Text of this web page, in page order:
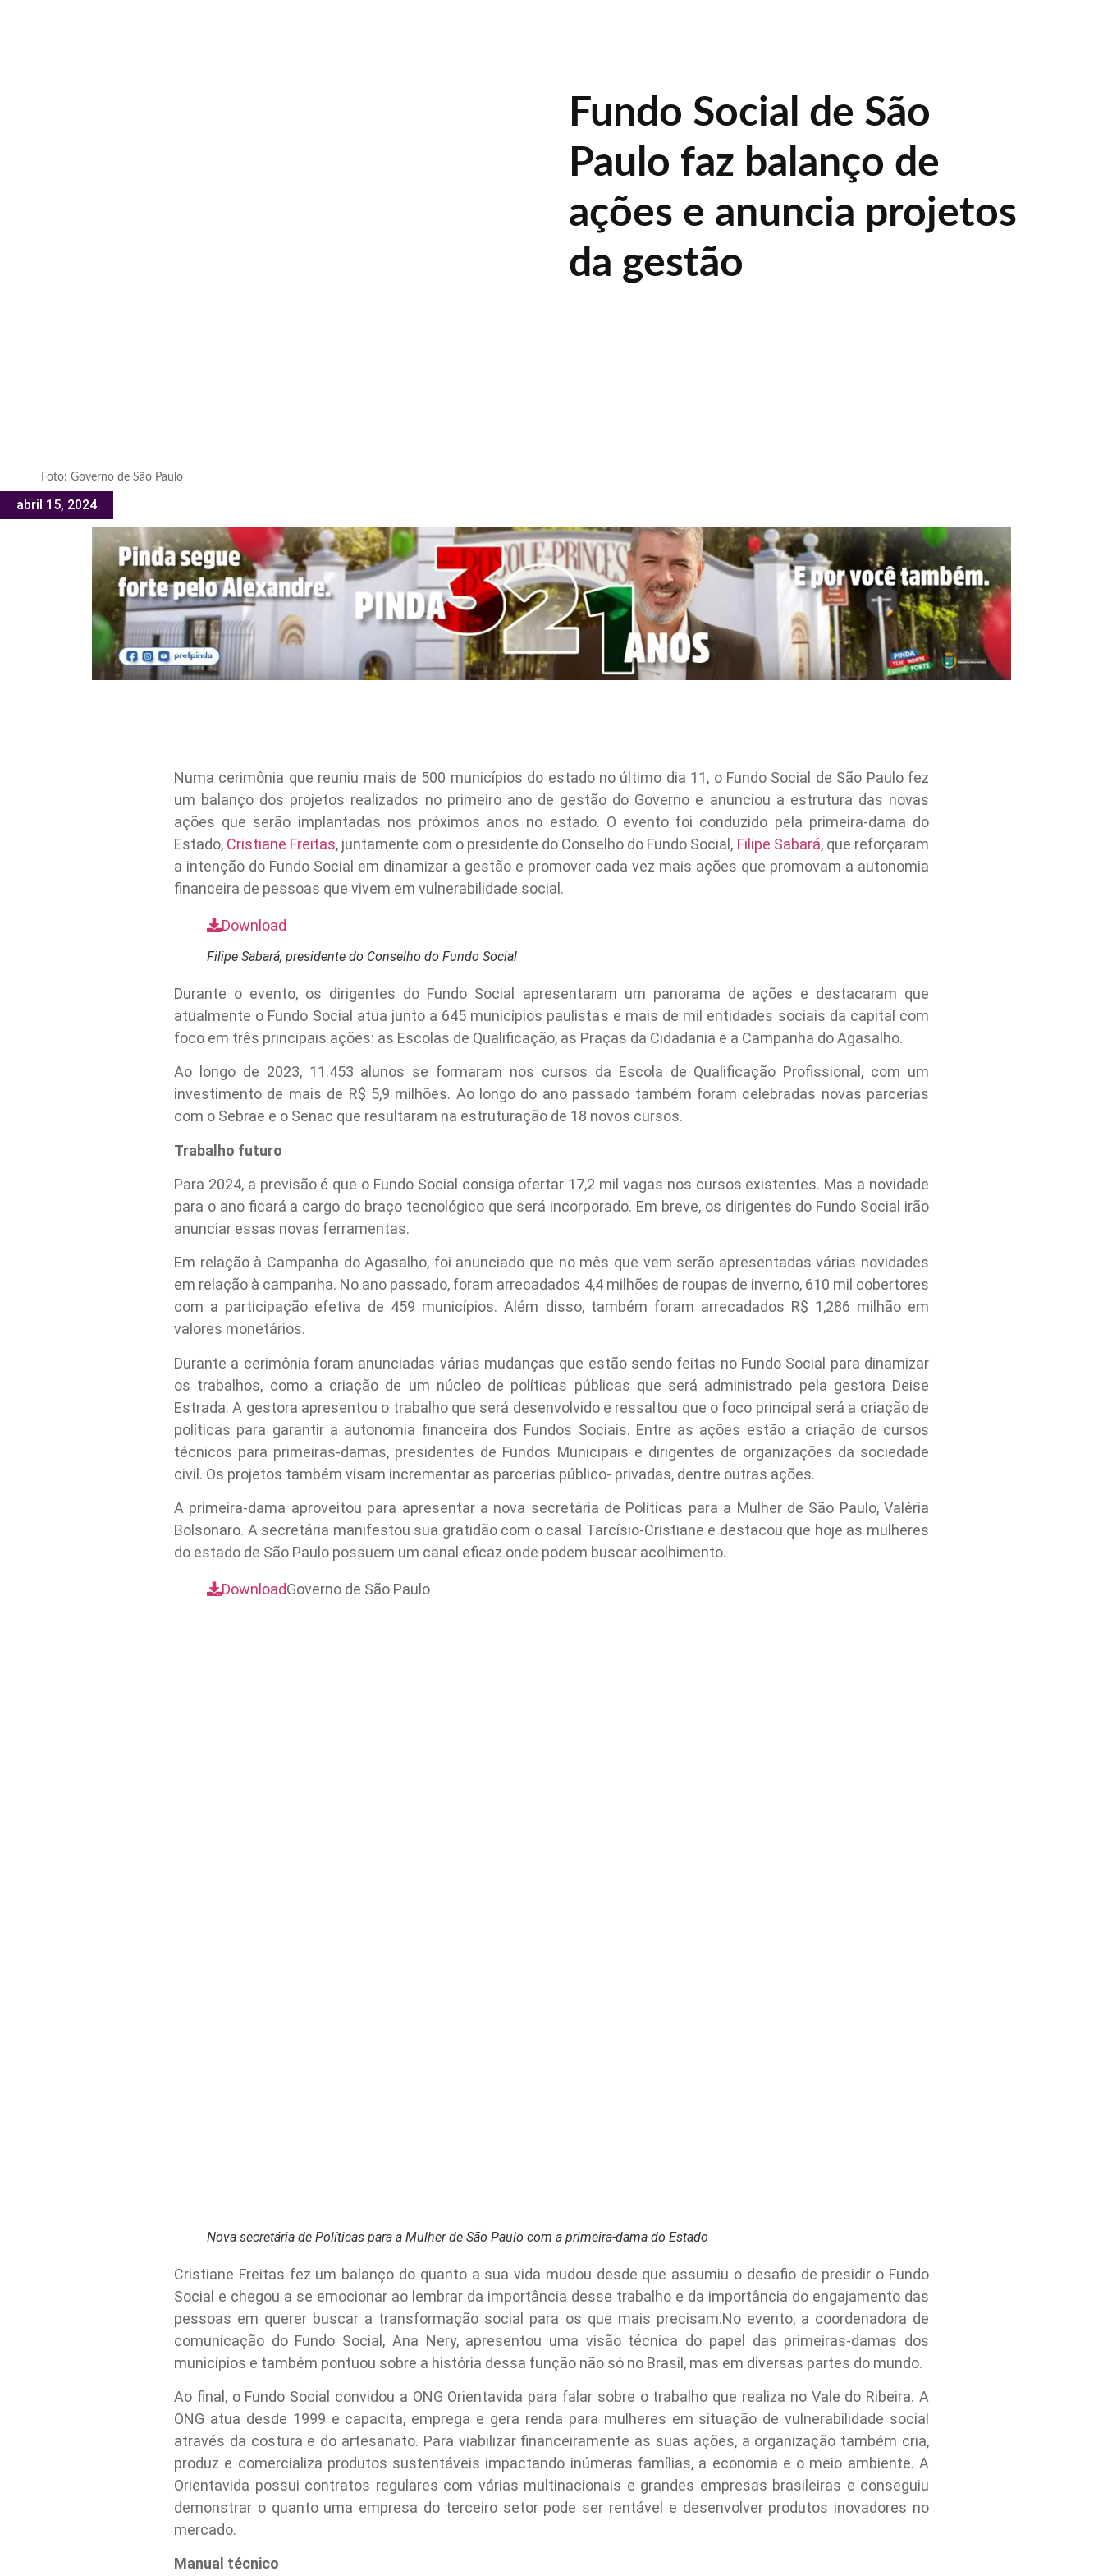
Foto: Governo de São Paulo
abril 15, 2024
Fundo Social de São
Paulo faz balanço de
ações e anuncia projetos
da gestão
Numa cerimônia que reuniu mais de 500 municípios do estado no último dia 11, o Fundo Social de São Paulo fez
um balanço dos projetos realizados no primeiro ano de gestão do Governo e anunciou a estrutura das novas
ações que serão implantadas nos próximos anos no estado. O evento foi conduzido pela primeira-dama do
Estado, Cristiane Freitas, juntamente com o presidente do Conselho do Fundo Social, Filipe Sabará, que reforçaram
a intenção do Fundo Social em dinamizar a gestão e promover cada vez mais ações que promovam a autonomia
financeira de pessoas que vivem em vulnerabilidade social.
Download
Filipe Sabará, presidente do Conselho do Fundo Social
Durante o evento, os dirigentes do Fundo Social apresentaram um panorama de ações e destacaram que
atualmente o Fundo Social atua junto a 645 municípios paulistas e mais de mil entidades sociais da capital com
foco em três principais ações: as Escolas de Qualificação, as Praças da Cidadania e a Campanha do Agasalho.
Ao longo de 2023, 11.453 alunos se formaram nos cursos da Escola de Qualificação Profissional, com um
investimento de mais de R$ 5,9 milhões. Ao longo do ano passado também foram celebradas novas parcerias
com o Sebrae e o Senac que resultaram na estruturação de 18 novos cursos.
Trabalho futuro
Para 2024, a previsão é que o Fundo Social consiga ofertar 17,2 mil vagas nos cursos existentes. Mas a novidade
para o ano ficará a cargo do braço tecnológico que será incorporado. Em breve, os dirigentes do Fundo Social irão
anunciar essas novas ferramentas.
Em relação à Campanha do Agasalho, foi anunciado que no mês que vem serão apresentadas várias novidades
em relação à campanha. No ano passado, foram arrecadados 4,4 milhões de roupas de inverno, 610 mil cobertores
com a participação efetiva de 459 municípios. Além disso, também foram arrecadados R$ 1,286 milhão em
valores monetários.
Durante a cerimônia foram anunciadas várias mudanças que estão sendo feitas no Fundo Social para dinamizar
os trabalhos, como a criação de um núcleo de políticas públicas que será administrado pela gestora Deise
Estrada. A gestora apresentou o trabalho que será desenvolvido e ressaltou que o foco principal será a criação de
políticas para garantir a autonomia financeira dos Fundos Sociais. Entre as ações estão a criação de cursos
técnicos para primeiras-damas, presidentes de Fundos Municipais e dirigentes de organizações da sociedade
civil. Os projetos também visam incrementar as parcerias público- privadas, dentre outras ações.
A primeira-dama aproveitou para apresentar a nova secretária de Políticas para a Mulher de São Paulo, Valéria
Bolsonaro. A secretária manifestou sua gratidão com o casal Tarcísio-Cristiane e destacou que hoje as mulheres
do estado de São Paulo possuem um canal eficaz onde podem buscar acolhimento.
DownloadGoverno de São Paulo
Nova secretária de Políticas para a Mulher de São Paulo com a primeira-dama do Estado
Cristiane Freitas fez um balanço do quanto a sua vida mudou desde que assumiu o desafio de presidir o Fundo
Social e chegou a se emocionar ao lembrar da importância desse trabalho e da importância do engajamento das
pessoas em querer buscar a transformação social para os que mais precisam.No evento, a coordenadora de
comunicação do Fundo Social, Ana Nery, apresentou uma visão técnica do papel das primeiras-damas dos
municípios e também pontuou sobre a história dessa função não só no Brasil, mas em diversas partes do mundo.
Ao final, o Fundo Social convidou a ONG Orientavida para falar sobre o trabalho que realiza no Vale do Ribeira. A
ONG atua desde 1999 e capacita, emprega e gera renda para mulheres em situação de vulnerabilidade social
através da costura e do artesanato. Para viabilizar financeiramente as suas ações, a organização também cria,
produz e comercializa produtos sustentáveis impactando inúmeras famílias, a economia e o meio ambiente. A
Orientavida possui contratos regulares com várias multinacionais e grandes empresas brasileiras e conseguiu
demonstrar o quanto uma empresa do terceiro setor pode ser rentável e desenvolver produtos inovadores no
mercado.
Manual técnico